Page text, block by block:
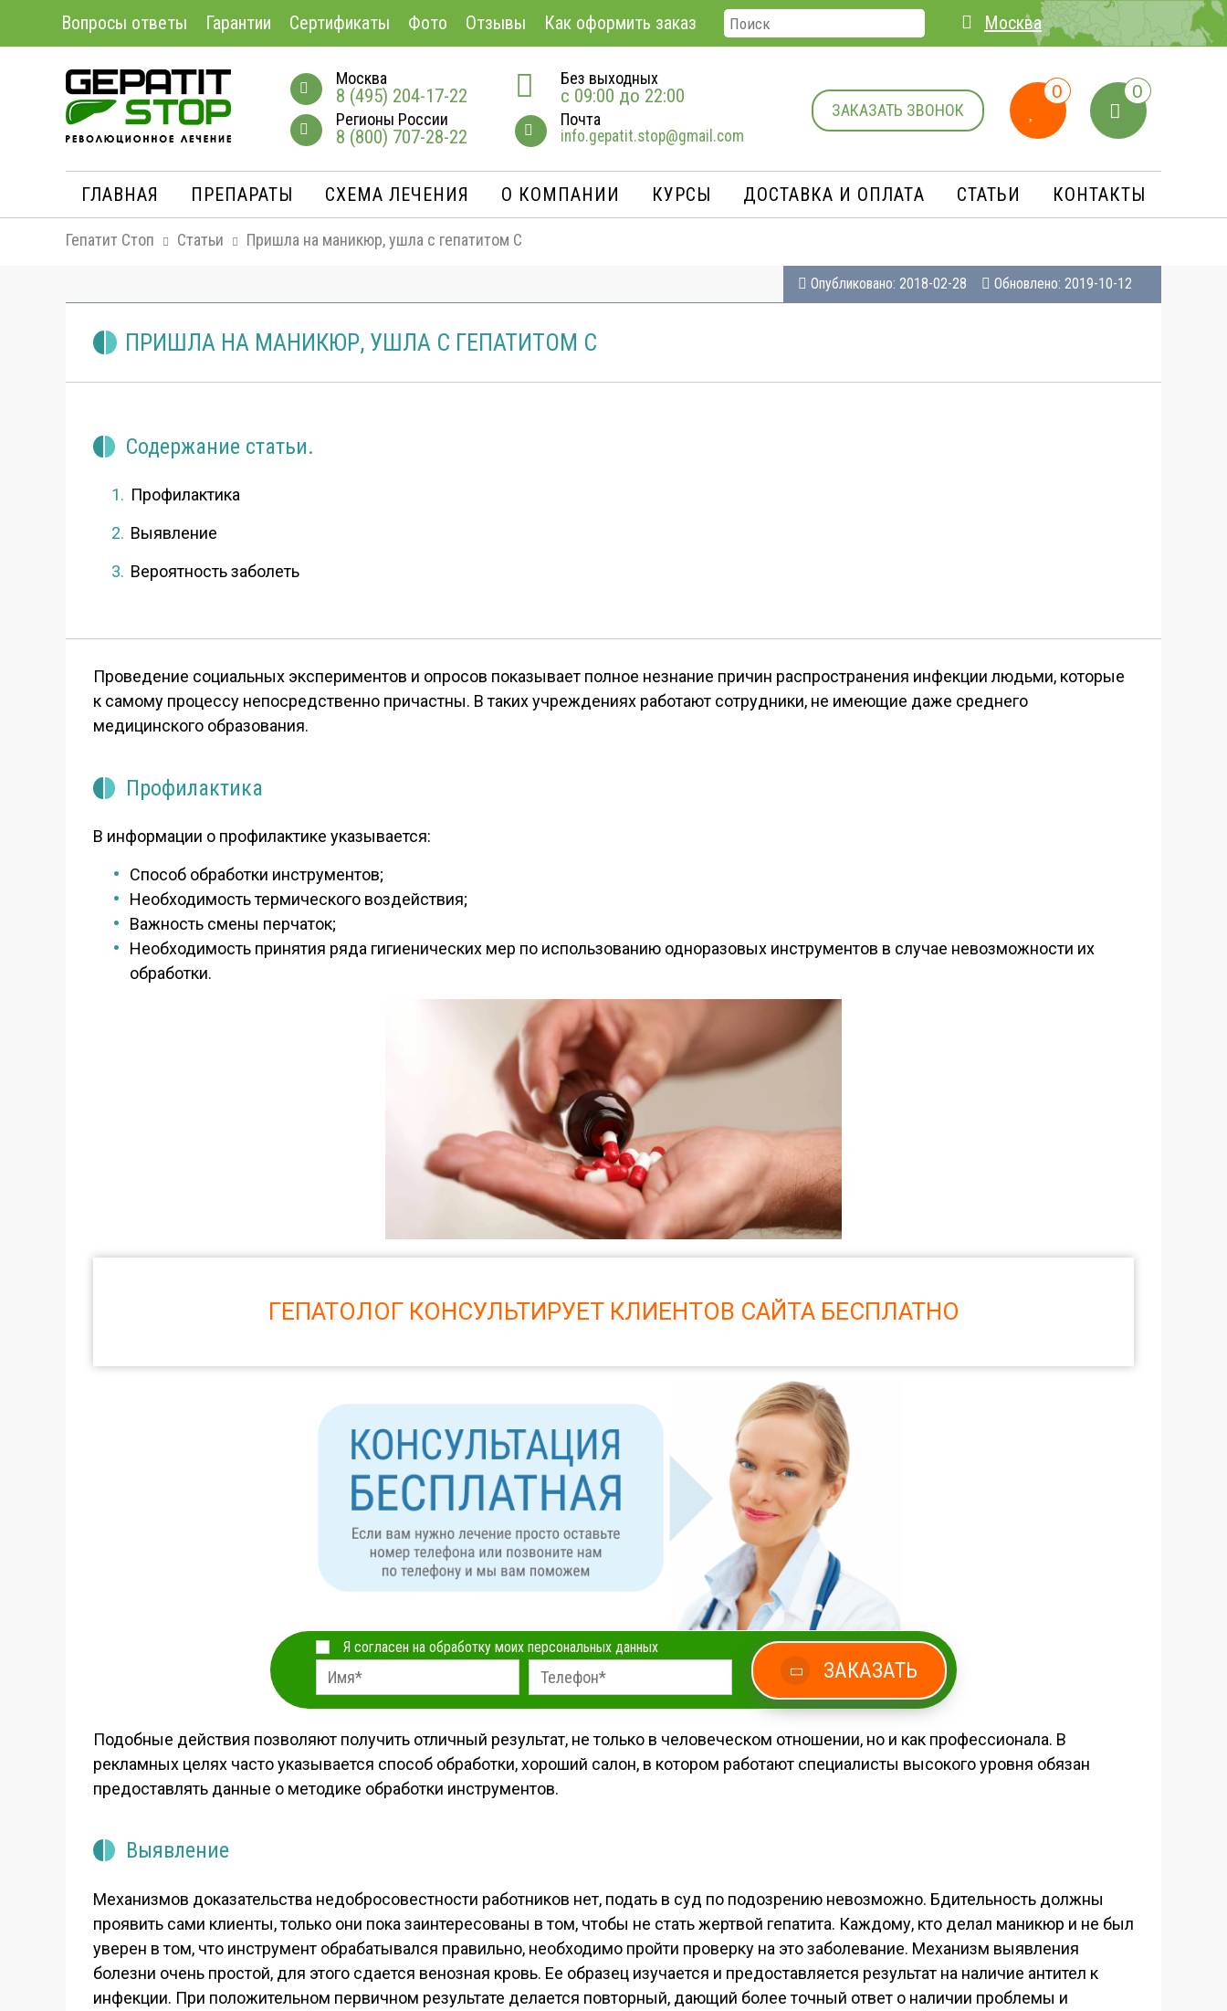
Вопросы ответы Гарантии Сертификаты Фото Отзывы Как оформить заказ Москва
Москва
8 (495) 204-17-22
Регионы России
8 (800) 707-28-22
Без выходных
с 09:00 до 22:00
Почта
info.gepatit.stop@gmail.com
ЗАКАЗАТЬ ЗВОНОК
0 0
ГЛАВНАЯ ПРЕПАРАТЫ СХЕМА ЛЕЧЕНИЯ О КОМПАНИИ КУРСЫ ДОСТАВКА И ОПЛАТA СТАТЬИ КОНТАКТЫ
Гепатит Стоп Статьи Пришла на маникюр, ушла с гепатитом С
Опубликовано: 2018-02-28 Обновлено: 2019-10-12
ПРИШЛА НА МАНИКЮР, УШЛА С ГЕПАТИТОМ С
Содержание статьи.
Профилактика
Выявление
Вероятность заболеть
Проведение социальных экспериментов и опросов показывает полное незнание причин распространения инфекции людьми, которые
к самому процессу непосредственно причастны. В таких учреждениях работают сотрудники, не имеющие даже среднего
медицинского образования.
Профилактика
В информации о профилактике указывается:
Способ обработки инструментов;
Необходимость термического воздействия;
Важность смены перчаток;
Необходимость принятия ряда гигиенических мер по использованию одноразовых инструментов в случае невозможности их
обработки.
ГЕПАТОЛОГ КОНСУЛЬТИРУЕТ КЛИЕНТОВ САЙТА БЕСПЛАТНО
Я согласен на обработку моих персональных данных
ЗАКАЗАТЬ
Подобные действия позволяют получить отличный результат, не только в человеческом отношении, но и как профессионала. В
рекламных целях часто указывается способ обработки, хороший салон, в котором работают специалисты высокого уровня обязан
предоставлять данные о методике обработки инструментов.
Выявление
Механизмов доказательства недобросовестности работников нет, подать в суд по подозрению невозможно. Бдительность должны
проявить сами клиенты, только они пока заинтересованы в том, чтобы не стать жертвой гепатита. Каждому, кто делал маникюр и не был
уверен в том, что инструмент обрабатывался правильно, необходимо пройти проверку на это заболевание. Механизм выявления
болезни очень простой, для этого сдается венозная кровь. Ее образец изучается и предоставляется результат на наличие антител к
инфекции. При положительном первичном результате делается повторный, дающий более точный ответ о наличии проблемы и